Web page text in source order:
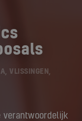
VLISSINGEN,
verantwoordelijk